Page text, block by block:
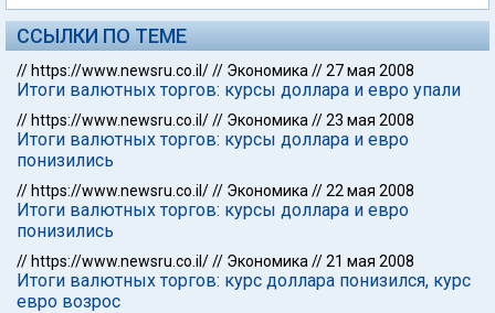
ССЫЛКИ ПО ТЕМЕ
// https://www.newsru.co.il/// Экономика //27 мая 2008
Итоги валютных торгов: курсы доллара и евро упали
// https://www.newsru.co.il/// Экономика //23 мая 2008
Итоги валютных торгов: курсы доллара и евро
понизились
// https://www.newsru.co.il/// Экономика //22 мая 2008
Итоги валютных торгов: курсы доллара и евро
понизились
// https://www.newsru.co.il/// Экономика //21 мая 2008
Итоги валютных торгов: курс доллара понизился, курс
евро возрос